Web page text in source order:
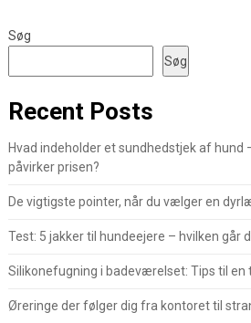
Søg
Søg
Recent Posts
Hvad indeholder et sundhedstjek af hund
påvirker prisen?
De vigtigste pointer, når du vælger en
Test: 5 jakker til hundeejere – hvilken går
Silikonefugning i badeværelset: Tips til
Øreringe der følger dig fra kontoret til